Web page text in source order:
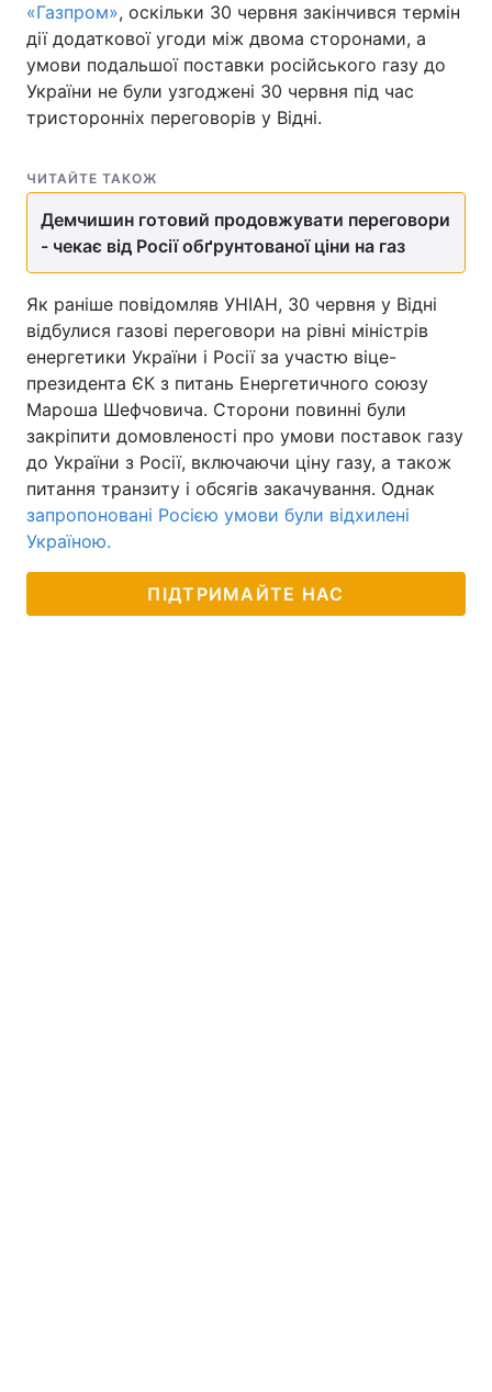
«Газпром», оскільки 30 червня закінчився термін
дії додаткової угоди між двома сторонами, а
умови подальшої поставки російського газу до
України не були узгоджені 30 червня під час
тристоронніх переговорів у Відні.
ЧИТАЙТЕ ТАКОЖ
Демчишин готовий продовжувати переговори
- чекає від Росії обґрунтованої ціни на газ
Як раніше повідомляв УНІАН, 30 червня у Відні
відбулися газові переговори на рівні міністрів
енергетики України і Росії за участю віце-
президента ЄК з питань Енергетичного союзу
Мароша Шефчовича. Сторони повинні були
закріпити домовленості про умови поставок газу
до України з Росії, включаючи ціну газу, а також
питання транзиту і обсягів закачування. Однак
запропоновані Росією умови були відхилені
Україною.
ПІДТРИМАЙТЕ НАС